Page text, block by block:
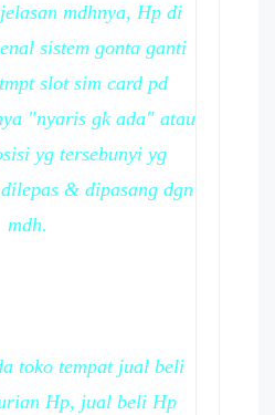
mdhnya, Hp di
sistem gonta ganti
slot sim card pd
"nyaris gk ada" atau
yg tersebunyi yg
& dipasang dgn
mdh.
toko tempat jual beli
Hp, jual beli Hp